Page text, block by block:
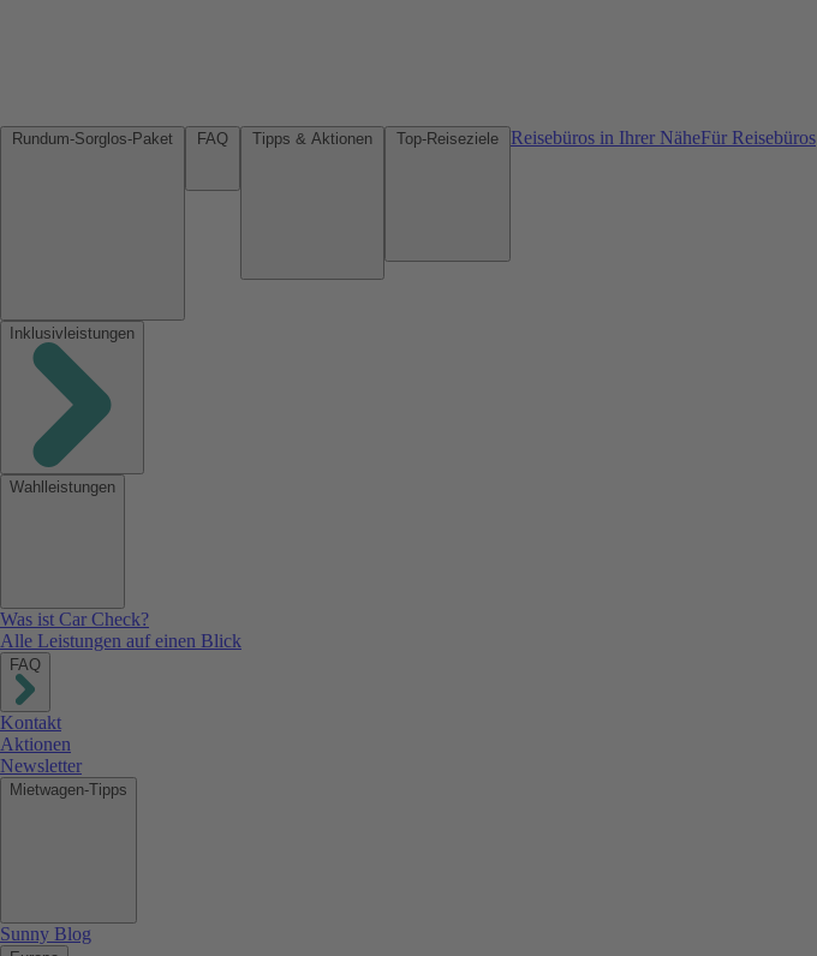
Reisebüros in Ihrer NäheFür Reisebüros
Inklusivleistungen
Wahlleistungen
Was ist Car Check?
Alle Leistungen auf einen Blick
FAQ
Kontakt
Aktionen
Newsletter
Mietwagen-Tipps
Sunny Blog